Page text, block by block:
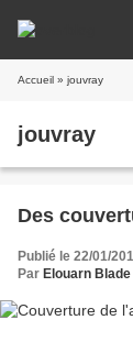
Accueil » jouvray
jouvray
Des
Publié le 22/01/
Par Elouarn Blade